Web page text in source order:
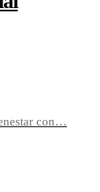
con…